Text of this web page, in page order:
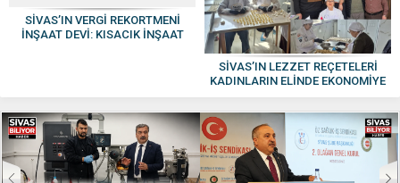
SİVAS’IN VERGİ REKORTMENİ
İNŞAAT DEVİ: KISACIK İNŞAAT
SİVAS’IN LEZZET REÇETELERİ
KADINLARIN ELİNDE EKONOMİYE
KAZANDIRILIYOR